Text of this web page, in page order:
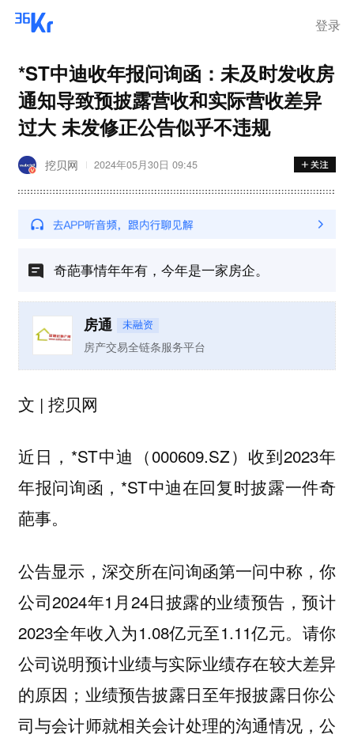
登录
*ST中迪收年报问询函：未及时发收房
通知导致预披露营收和实际营收差异
过大 未发修正公告似乎不违规
挖贝网 2024年05月30日 09:45
奇葩事情年年有，今年是一家房企。
房通 未融资
房产交易全链条服务平台
文 | 挖贝网
近日，*ST中迪（000609.SZ）收到2023年
年报问询函，*ST中迪在回复时披露一件奇
葩事。
公告显示，深交所在问询函第一问中称，你
公司2024年1月24日披露的业绩预告，预计
2023全年收入为1.08亿元至1.11亿元。请你
公司说明预计业绩与实际业绩存在较大差异
的原因；业绩预告披露日至年报披露日你公
司与会计师就相关会计处理的沟通情况，公